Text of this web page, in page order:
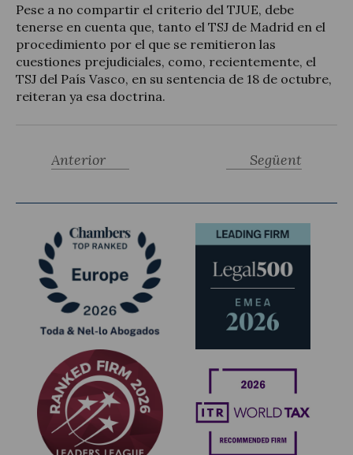
Pese a no compartir el criterio del TJUE, debe
tenerse en cuenta que, tanto el TSJ de Madrid en el
procedimiento por el que se remitieron las
cuestiones prejudiciales, como, recientemente, el
TSJ del País Vasco, en su sentencia de 18 de octubre,
reiteran ya esa doctrina.
Següent
Anterior